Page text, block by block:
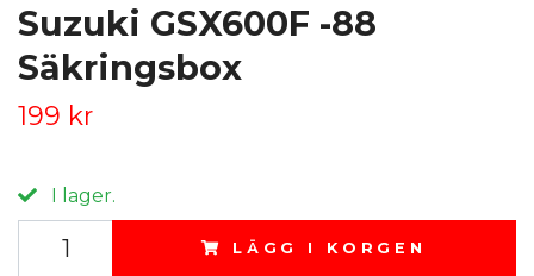
Suzuki GSX600F -88
Säkringsbox
199 kr
I lager.
LÄGG I KORGEN